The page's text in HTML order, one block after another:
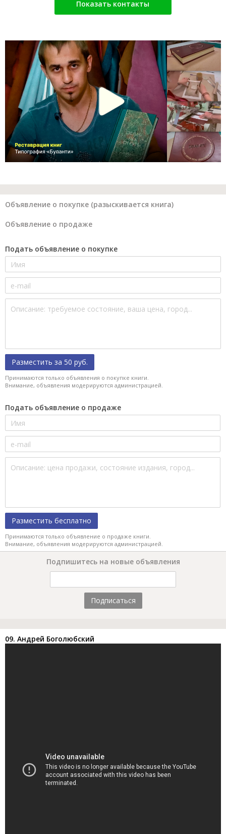
Показать контакты
Объявление о покупке (разыскивается книга)
Объявление о продаже
Подать объявление о покупке
Разместить за 50 руб.
Принимаются только объявления о покупке книги.
Внимание, объявления модерируются администрацией.
Подать объявление о продаже
Разместить бесплатно
Принимаются только объявление о продаже книги.
Внимание, объявления модерируются администрацией.
Подпишитесь на новые объявления
Подписаться
09. Андрей Боголюбский